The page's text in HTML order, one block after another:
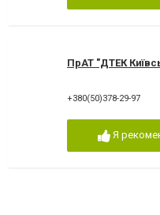
ПрАТ "ДТЕК
+380(50)378-29-97
Я